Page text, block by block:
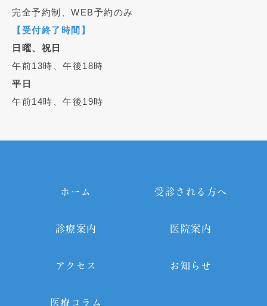
完全予約制、WEB予約のみ
【受付終了時間】
日曜、祝日
午前13時、午後18時
平日
午前14時、午後19時
ホーム 受診される方へ
診療案内 医院案内
アクセス お知らせ
医療コラム